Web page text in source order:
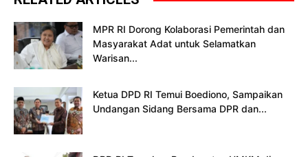
MPR RI Dorong Kolaborasi Pemerintah dan
Masyarakat Adat untuk Selamatkan
Warisan...
Ketua DPD RI Temui Boediono, Sampaikan
Undangan Sidang Bersama DPR dan...